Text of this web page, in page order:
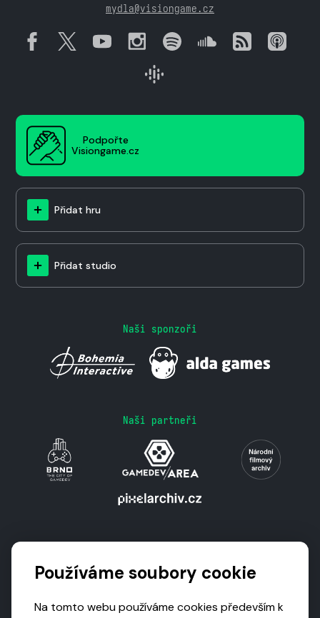
mydla@visiongame.cz
Podpořte
Visiongame.cz
Přidat hru
Přidat studio
Naši sponzoři
Naši partneři
Používáme soubory cookie
Na tomto webu používáme cookies především k